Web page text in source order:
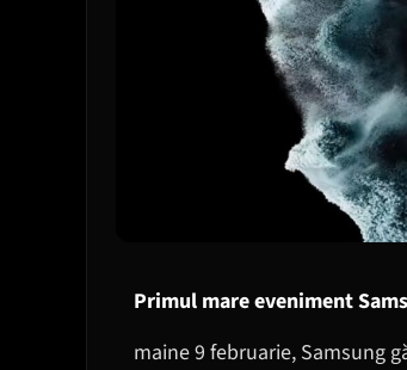
Primul mare eveniment
maine 9 februarie, Samsung